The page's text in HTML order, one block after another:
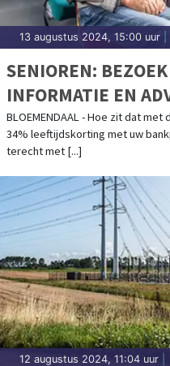
13 augustus 2024, 15:00 uur
SENIOREN:
INFORMATIE EN
MET) HET OV
BLOEMENDAAL - Hoe zit dat
34% leeftijdskorting met uw
terecht met [...]
12 augustus 2024, 11:04 uur